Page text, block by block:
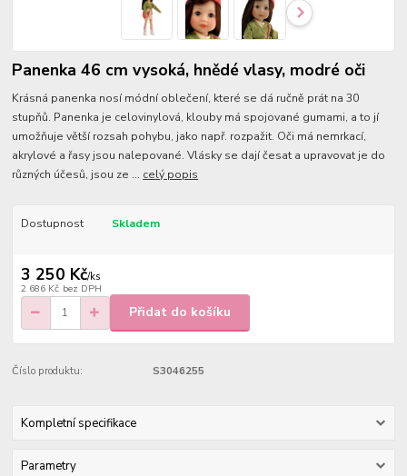
Panenka 46 cm vysoká, hnědé vlasy, modré oči
Krásná panenka nosí módní oblečení, které se dá ručně prát na 30
stupňů. Panenka je celovinylová, klouby má spojované gumami, a to jí
umožňuje větší rozsah pohybu, jako např. rozpažit. Oči má nemrkací,
akrylové a řasy jsou nalepované. Vlásky se dají česat a upravovat je do
různých účesů, jsou ze ... celý popis
Dostupnost Skladem
3 250 Kč/ks
2 686 Kč bez DPH
Přidat do košíku
Číslo produktu: S3046255
Kompletní specifikace
Parametry